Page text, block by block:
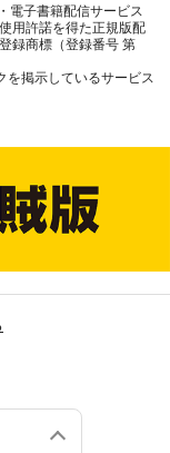
電子書籍配信サービス
用許諾を得た正規版配
録商標（登録番号 第
を掲示しているサービス